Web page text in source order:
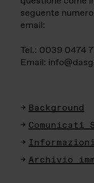
seguente
email:
Tel.: 0039 0474
Email:
Background
Comunicati
Archivio